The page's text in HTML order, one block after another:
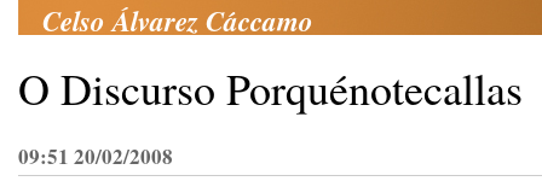
Celso Álvarez Cáccamo
O Discurso Porquénotecallas
09:51 20/02/2008